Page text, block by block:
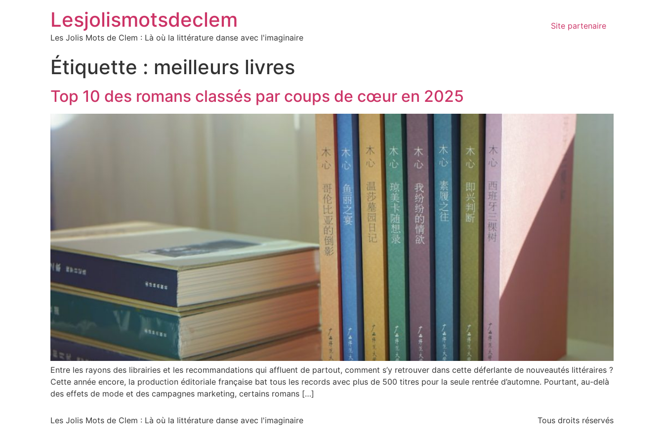
Lesjolismotsdeclem
Les Jolis Mots de Clem : Là où la littérature danse avec l'imaginaire
Site partenaire
Étiquette : meilleurs livres
Top 10 des romans classés par coups de cœur en 2025
Entre les rayons des librairies et les recommandations qui affluent de partout, comment s’y retrouver dans cette déferlante de nouveautés littéraires ?
Cette année encore, la production éditoriale française bat tous les records avec plus de 500 titres pour la seule rentrée d’automne. Pourtant, au-delà
des effets de mode et des campagnes marketing, certains romans […]
Les Jolis Mots de Clem : Là où la littérature danse avec l'imaginaire Tous droits réservés